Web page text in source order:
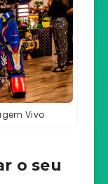
Vivo
o seu